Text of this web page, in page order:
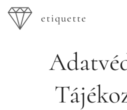
etiquette